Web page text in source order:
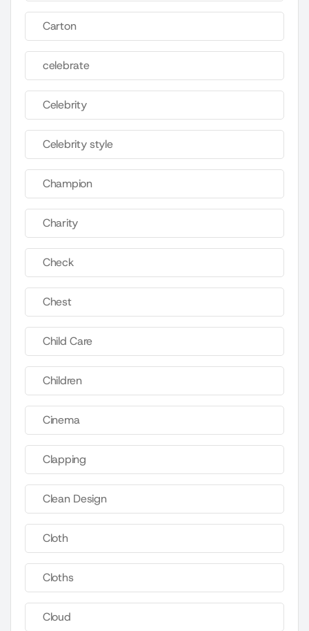
Carton
celebrate
Celebrity
Celebrity style
Champion
Charity
Check
Chest
Child Care
Children
Cinema
Clapping
Clean Design
Cloth
Cloths
Cloud